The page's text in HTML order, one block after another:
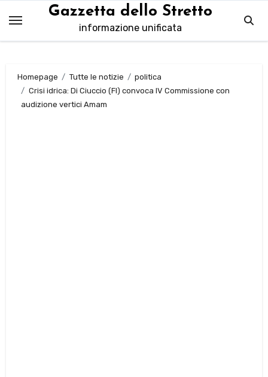
contenuto
Gazzetta dello Stretto
informazione unificata
Homepage Tutte le notizie
politica
Crisi idrica: Di Ciuccio (FI) convoca IV Commissione con
audizione vertici Amam